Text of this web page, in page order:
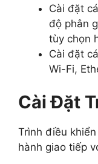
Cài đặt
độ phân
tùy chọn
Cài đặt
Wi-Fi,
Cài Đặt
Trình điều
hành giao tiếp